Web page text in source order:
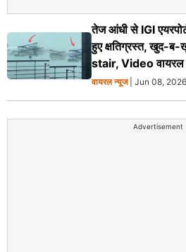
तेज आंधी से IGI
हुए क्षतिग्रस्त, खुद-
stair, Video वायरल
वायरल न्‍यूज| Jun 08,
Advertisement